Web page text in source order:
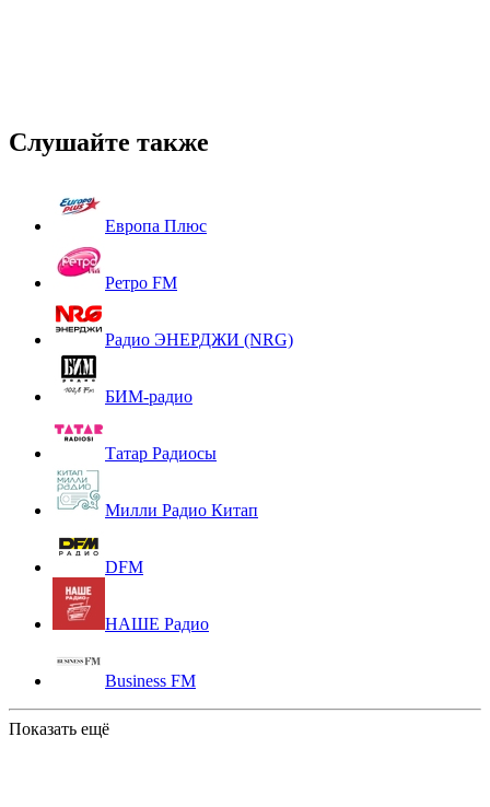
Слушайте также
Европа Плюс
Ретро FM
Радио ЭНЕРДЖИ (NRG)
БИМ-радио
Татар Радиосы
Милли Радио Китап
DFM
НАШЕ Радио
Business FM
Показать ещё